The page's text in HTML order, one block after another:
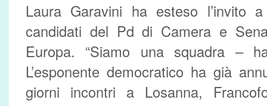
Laura Garavini ha esteso l’invito
candidati del Pd di Camera e
Europa. “Siamo una squadra –
L’esponente democratico ha già
giorni incontri a Losanna,